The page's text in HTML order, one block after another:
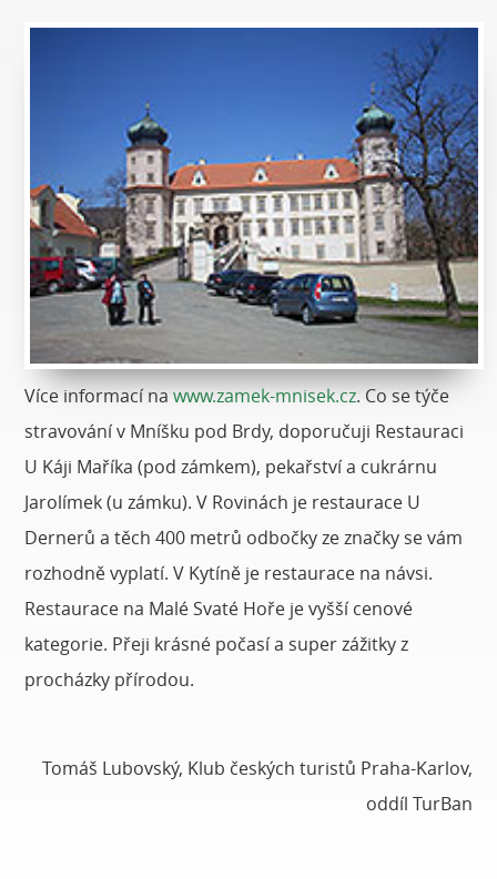
Více informací nawww.zamek-mnisek.cz. Co se týče
stravování v Mníšku pod Brdy, doporučuji Restauraci
U Káji Maříka (pod zámkem), pekařství a cukrárnu
Jarolímek (u zámku). V Rovinách je restaurace U
Dernerů a těch 400 metrů odbočky ze značky se vám
rozhodně vyplatí. V Kytíně je restaurace na návsi.
Restaurace na Malé Svaté Hoře je vyšší cenové
kategorie. Přeji krásné počasí a super zážitky z
procházky přírodou.
Tomáš Lubovský, Klub českých turistů Praha-Karlov,
oddíl TurBan